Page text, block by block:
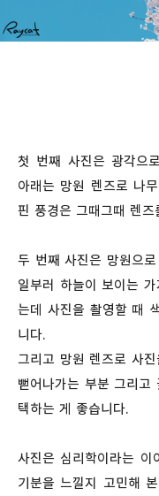
첫 번째 사진은 광각으
아래는 망원 렌즈로 나
핀 풍경은 그때그때 렌
두 번째 사진은 망원으
일부러 하늘이 보이는
는데 사진을 촬영할 때
니다.
그리고 망원 렌즈로 사
뻗어나가는 부분 그리고
택하는 게 좋습니다.
사진은 심리학이라는
기분을 느낄지 고민해